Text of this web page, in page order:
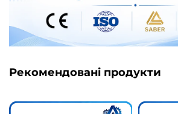
Рекомендовані продукти